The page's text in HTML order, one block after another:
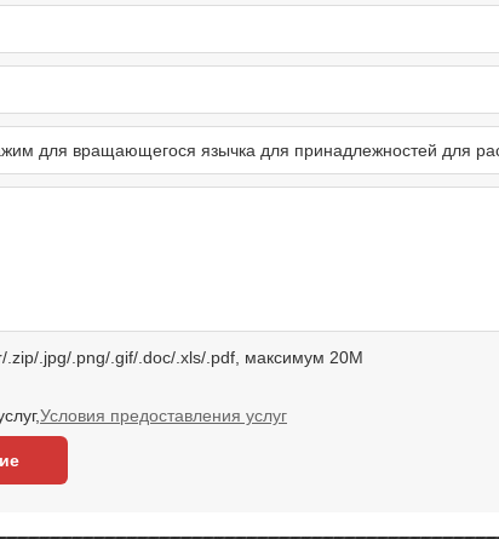
.zip/.jpg/.png/.gif/.doc/.xls/.pdf, максимум 20M
Условия предоставления услуг